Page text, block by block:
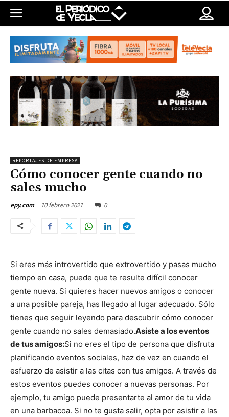
REPORTAJES DE EMPRESA
Cómo conocer gente cuando no
sales mucho
epy.com 10 febrero 2021 0
Si eres más introvertido que extrovertido y pasas mucho
tiempo en casa, puede que te resulte difícil conocer
gente nueva. Si quieres hacer nuevos amigos o conocer
a una posible pareja, has llegado al lugar adecuado. Sólo
tienes que seguir leyendo para descubrir cómo conocer
gente cuando no sales demasiado.Asiste a los eventos
de tus amigos:Si no eres el tipo de persona que disfruta
planificando eventos sociales, haz de vez en cuando el
esfuerzo de asistir a las citas con tus amigos. A través de
estos eventos puedes conocer a nuevas personas. Por
ejemplo, tu amigo puede presentarte al amor de tu vida
en una barbacoa. Si no te gusta salir, opta por asistir a las